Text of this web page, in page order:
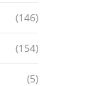
(146)
(154)
(5)